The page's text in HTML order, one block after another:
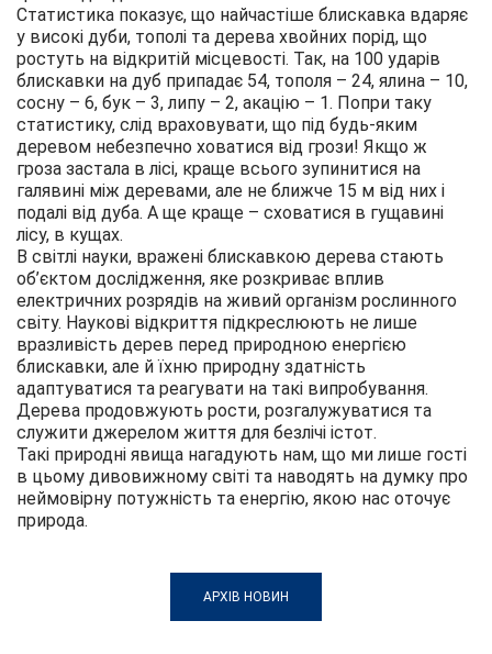
Статистика показує, що найчастіше блискавка вдаряє
у високі дуби, тополі та дерева хвойних порід, що
ростуть на відкритій місцевості. Так, на 100 ударів
блискавки на дуб припадає 54, тополя – 24, ялина – 10,
сосну – 6, бук – 3, липу – 2, акацію – 1. Попри таку
статистику, слід враховувати, що під будь-яким
деревом небезпечно ховатися від грози! Якщо ж
гроза застала в лісі, краще всього зупинитися на
галявині між деревами, але не ближче 15 м від них і
подалі від дуба. А ще краще – сховатися в гущавині
лісу, в кущах.
В світлі науки, вражені блискавкою дерева стають
об’єктом дослідження, яке розкриває вплив
електричних розрядів на живий організм рослинного
світу. Наукові відкриття підкреслюють не лише
вразливість дерев перед природною енергією
блискавки, але й їхню природну здатність
адаптуватися та реагувати на такі випробування.
Дерева продовжують рости, розгалужуватися та
служити джерелом життя для безлічі істот.
Такі природні явища нагадують нам, що ми лише гості
в цьому дивовижному світі та наводять на думку про
неймовірну потужність та енергію, якою нас оточує
природа.
АРХІВ НОВИН